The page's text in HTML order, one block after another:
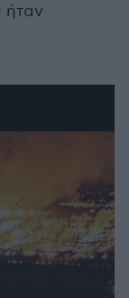
ήταν